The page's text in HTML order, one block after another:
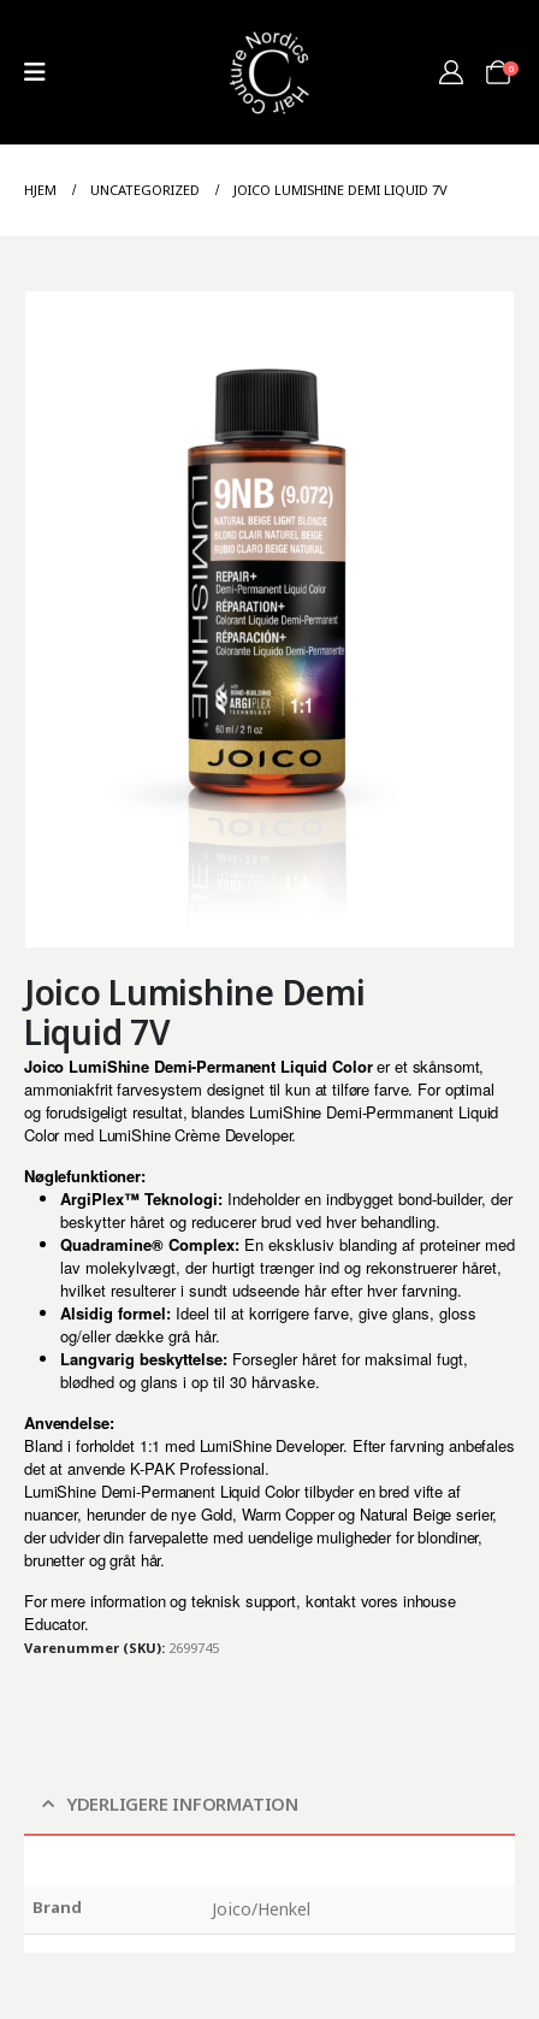
0
HJEM UNCATEGORIZED JOICO LUMISHINE DEMI LIQUID 7V
Joico Lumishine Demi
Liquid 7V
Joico LumiShine Demi-Permanent Liquid Colorer et skånsomt,
ammoniakfrit farvesystem designet til kun at tilføre farve. For optimal
og forudsigeligt resultat, blandes LumiShine Demi-Permmanent Liquid
Color med LumiShine Crème Developer.
Nøglefunktioner:
ArgiPlex™ Teknologi:Indeholder en indbygget bond-builder, der
beskytter håret og reducerer brud ved hver behandling.
Quadramine® Complex:En eksklusiv blanding af proteiner med
lav molekylvægt, der hurtigt trænger ind og rekonstruerer håret,
hvilket resulterer i sundt udseende hår efter hver farvning.
Alsidig formel:Ideel til at korrigere farve, give glans, gloss
og/eller dække grå hår.
Langvarig beskyttelse:Forsegler håret for maksimal fugt,
blødhed og glans i op til 30 hårvaske.
Anvendelse:
Bland i forholdet 1:1 med LumiShine Developer. Efter farvning anbefales
det at anvende K-PAK Professional.
LumiShine Demi-Permanent Liquid Color tilbyder en bred vifte af
nuancer, herunder de nye Gold, Warm Copper og Natural Beige serier,
der udvider din farvepalette med uendelige muligheder for blondiner,
brunetter og gråt hår.
For mere information og teknisk support, kontakt vores inhouse
Educator.
Varenummer (SKU): 2699745
YDERLIGERE INFORMATION
Brand Joico/Henkel